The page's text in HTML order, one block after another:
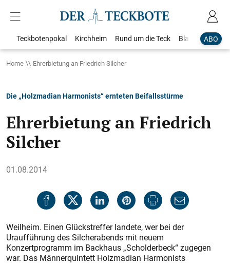
ABO
Teckbotenpokal Kirchheim Rund um die Teck Blaulicht
Home Ehrerbietung an Friedrich Silcher
Die „Holzmadian Harmonists“ ernteten Beifallsstürme
Ehrerbietung an Friedrich
Silcher
01.08.2014
Weilheim. Einen Glückstreffer landete, wer bei der
Uraufführung des Silcherabends mit neuem
Konzertprogramm im Backhaus „Scholderbeck“ zugegen
war. Das Männerquintett Holzmadian Harmonists